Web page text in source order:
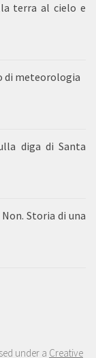
terra al cielo e
di meteorologia
diga di Santa
Storia di una
under a Creative